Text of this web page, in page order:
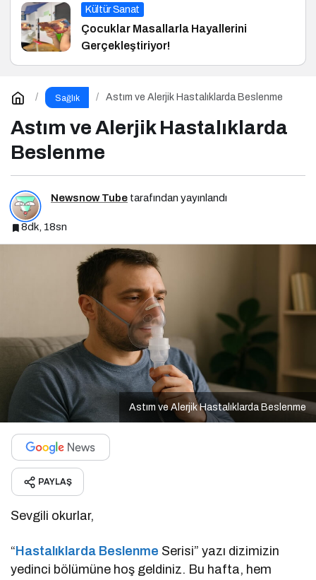
Kültür Sanat
Çocuklar Masallarla Hayallerini
Gerçekleştiriyor!
Sağlık Astım ve Alerjik Hastalıklarda Beslenme
Astım ve Alerjik Hastalıklarda
Beslenme
Newsnow Tube tarafından yayınlandı
8dk, 18sn
Astım ve Alerjik Hastalıklarda Beslenme
PAYLAŞ
Sevgili okurlar,
“Hastalıklarda Beslenme Serisi” yazı dizimizin
yedinci bölümüne hoş geldiniz. Bu hafta, hem